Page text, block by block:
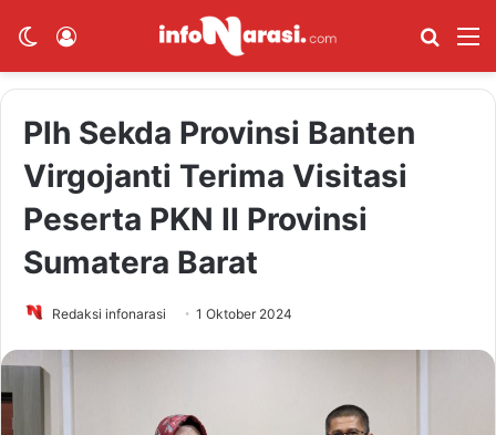
Switch skin Cari
Plh Sekda Provinsi Banten
Virgojanti Terima Visitasi
Peserta PKN II Provinsi
Sumatera Barat
Redaksi infonarasi 1 Oktober 2024